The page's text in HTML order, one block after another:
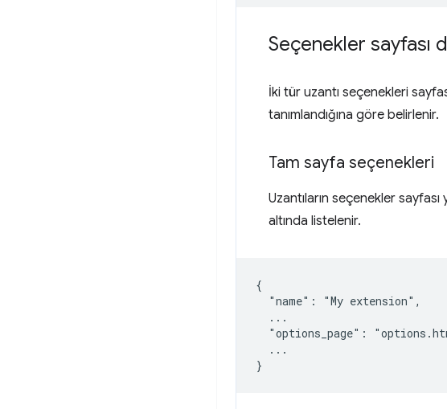
Seçenekler sayfası
İki tür uzantı seçenekleri
tanımlandığına göre belirlenir.
Tam sayfa seçenekleri
Uzantıların seçenekler
altında listelenir.
{
  "name": "My extension",
  ...
"options_page":
  ...